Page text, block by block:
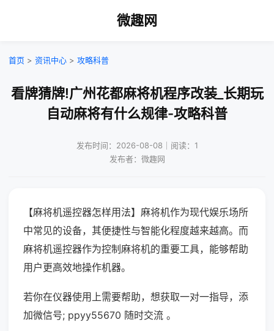
微趣网
首页 > 资讯中心 > 攻略科普
看牌猜牌!广州花都麻将机程序改装_长期玩
自动麻将有什么规律-攻略科普
发布时间：2026-08-08｜阅读：1
发布者：微趣网
【麻将机遥控器怎样用法】麻将机作为现代娱乐场所
中常见的设备，其便捷性与智能化程度越来越高。而
麻将机遥控器作为控制麻将机的重要工具，能够帮助
用户更高效地操作机器。
若你在仪器使用上需要帮助，想获取一对一指导，添
加微信号; ppyy55670 随时交流 。